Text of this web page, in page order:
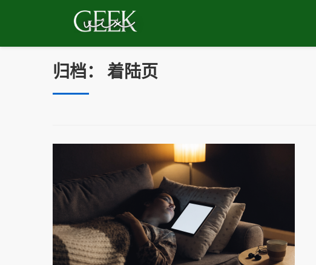
归档： 着陆页